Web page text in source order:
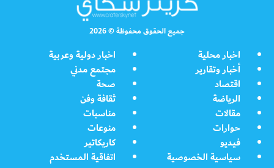
جميع الحقوق محفوظة © 2026
اخبار محلية
اخبار دولية وعربية
أخبار وتقارير
مجتمع مدني
اقتصاد
صحة
الرياضة
ثقافة وفن
مقالات
مناسبات
حوارات
منوعات
فيديو
كاريكاتير
سياسية الخصوصية
اتفاقية المستخدم